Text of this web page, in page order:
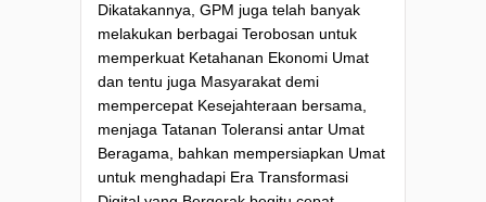
Dikatakannya, GPM juga telah banyak
melakukan berbagai Terobosan untuk
memperkuat Ketahanan Ekonomi Umat
dan tentu juga Masyarakat demi
mempercepat Kesejahteraan bersama,
menjaga Tatanan Toleransi antar Umat
Beragama, bahkan mempersiapkan Umat
untuk menghadapi Era Transformasi